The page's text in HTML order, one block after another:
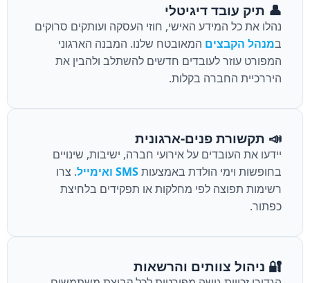
👤 תיק עובד דיגיטלי
נהלו את כל המידע האישי, חוזי העסקה ועותקים סרוקים
במנהל הקבצים המאובטח שלנו. המבנה הארגוני
המפורט עוזר לעובדים חדשים להשתלב ולהבין את
היררכיית החברה בקלות.
📣 תקשורת פנים-ארגונית
יידעו את העובדים על אירועי חברה, ישיבות, שינויים
בחופשות וימי הולדת באמצעותSMS ואימייל
. צרו
רשימות תפוצה לפי מחלקות או תפקידים בלחיצת
כפתור.
🔐 ניהול צוותים והרשאות